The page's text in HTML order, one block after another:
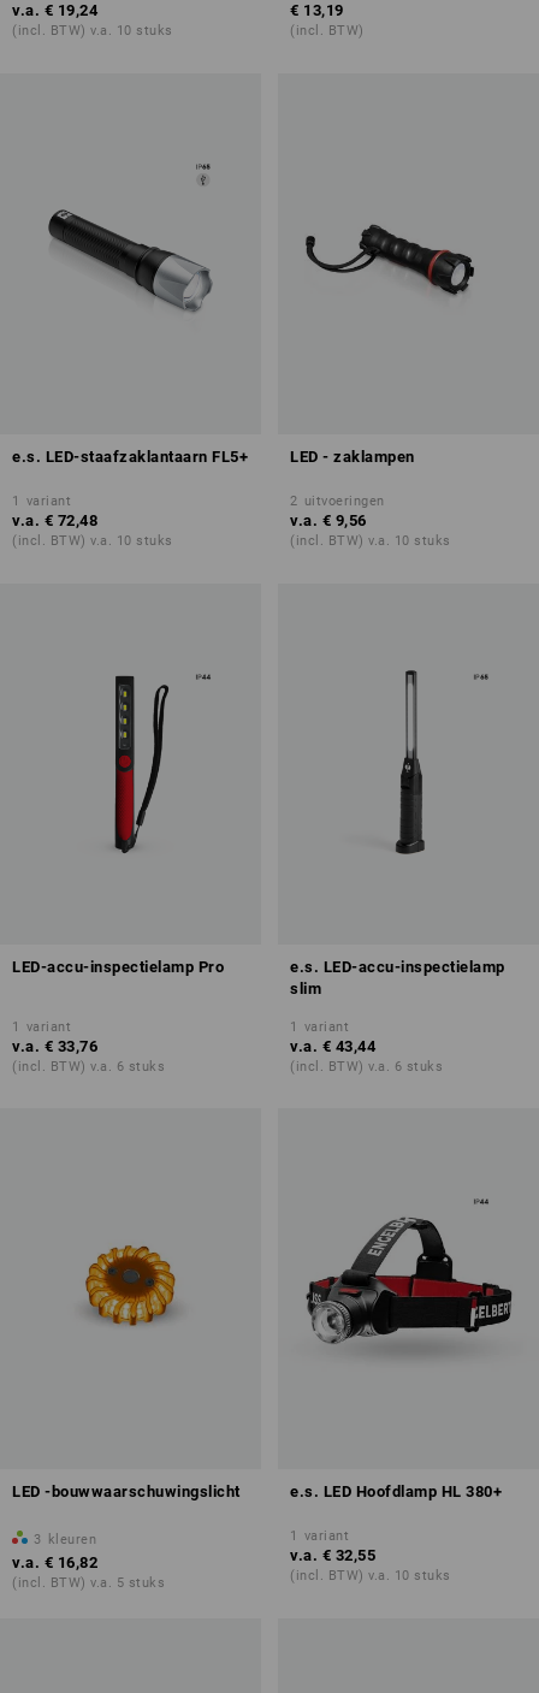
v.a. € 19,24
(incl. BTW) v.a. 10 stuks
€ 13,19
(incl. BTW)
e.s. LED-staafzaklantaarn FL5+
1 variant
v.a. € 72,48
(incl. BTW) v.a. 10 stuks
LED - zaklampen
2 uitvoeringen
v.a. € 9,56
(incl. BTW) v.a. 10 stuks
LED-accu-inspectielamp Pro
1 variant
v.a. € 33,76
(incl. BTW) v.a. 6 stuks
e.s. LED-accu-inspectielamp
slim
1 variant
v.a. € 43,44
(incl. BTW) v.a. 6 stuks
LED -bouwwaarschuwingslicht
3 kleuren
v.a. € 16,82
(incl. BTW) v.a. 5 stuks
e.s. LED Hoofdlamp HL 380+
1 variant
v.a. € 32,55
(incl. BTW) v.a. 10 stuks